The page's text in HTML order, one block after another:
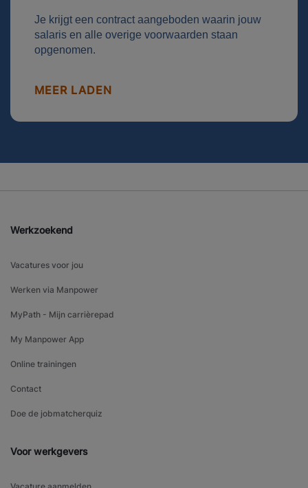
Je krijgt een contract aangeboden waarin jouw
salaris en alle overige voorwaarden staan
opgenomen.
MEER LADEN
Werkzoekend
Vacatures voor jou
Werken via Manpower
MyPath - Mijn carrièrepad
My Manpower App
Online trainingen
Contact
Doe de jobmatcherquiz
Voor werkgevers